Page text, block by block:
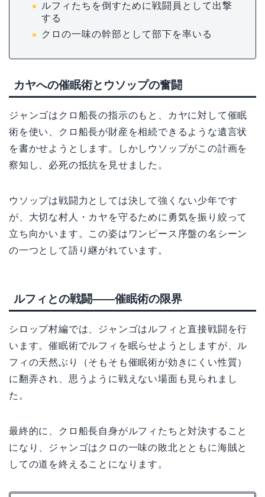
ルフィたちを倒すために戦闘員として出撃
する
クロの一味の幹部として部下を率いる
カヤへの催眠術とウソップの奮闘
ジャンゴはクロ船長の指示のもと、カヤに対して催眠
術を使い、クロ船長が財産を相続できるような遺言状
を書かせようとします。しかしウソップがこの計画を
察知し、必死の抵抗を見せました。
ウソップは戦闘力としては決して強くない少年です
が、大切な村人・カヤを守るために勇気を振り絞って
立ち向かいます。この姿はワンピース序盤の名シーン
の一つとして語り継がれています。
ルフィとの戦闘——催眠術の限界
シロップ村編では、ジャンゴはルフィと直接戦闘を行
います。催眠術でルフィを眠らせようとしますが、ル
フィの天然ぶり（そもそも催眠術が効きにくい性質）
に翻弄され、思うように戦えない場面も見られまし
た。
最終的に、クロ船長自身がルフィたちと対決すること
になり、ジャンゴはクロの一味の敗北とともに海賊と
しての道を終えることになります。